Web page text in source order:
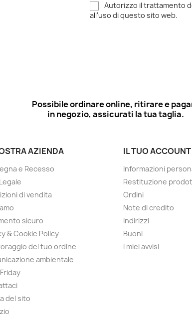
Autorizzo il trattamento
all'uso di questo sito web.
Possibile ordinare online, ritirare e
in negozio, assicurati la tua taglia.
AZIENDA
e Recesso
di vendita
sicuro
& Cookie Policy
del tuo ordine
ambientale
del sito
IL TUO ACCOUNT
Informazioni
Restituzione
Ordini
Note di credito
Indirizzi
Buoni
I miei avvisi